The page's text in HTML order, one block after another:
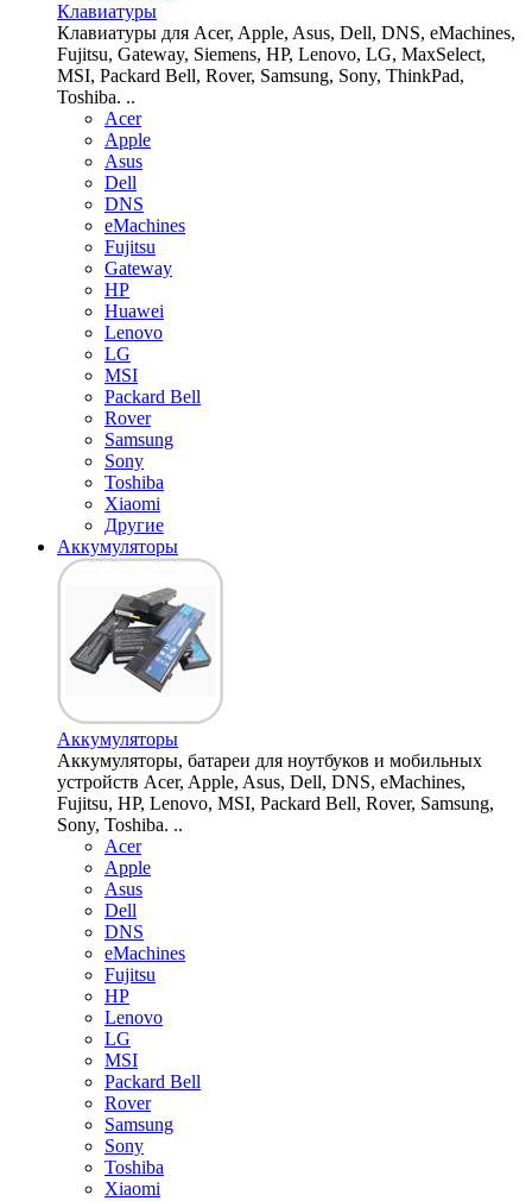
Клавиатуры
Клавиатуры для Acer, Apple, Asus, Dell, DNS, eMachines,
Fujitsu, Gateway, Siemens, HP, Lenovo, LG, MaxSelect,
MSI, Packard Bell, Rover, Samsung, Sony, ThinkPad,
Toshiba. ..
Acer
Apple
Asus
Dell
DNS
eMachines
Fujitsu
Gateway
HP
Huawei
Lenovo
LG
MSI
Packard Bell
Rover
Samsung
Sony
Toshiba
Xiaomi
Другие
Аккумуляторы
Аккумуляторы
Аккумуляторы, батареи для ноутбуков и мобильных
устройств Acer, Apple, Asus, Dell, DNS, eMachines,
Fujitsu, HP, Lenovo, MSI, Packard Bell, Rover, Samsung,
Sony, Toshiba. ..
Acer
Apple
Asus
Dell
DNS
eMachines
Fujitsu
HP
Lenovo
LG
MSI
Packard Bell
Rover
Samsung
Sony
Toshiba
Xiaomi